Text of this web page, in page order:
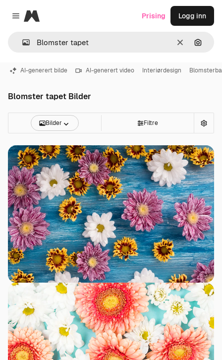
Close menu
Magnific
Slett Søk
Prising Logg inn
AI-generert bilde AI-generert video Interiørdesign
Blomster tapet Bilder
Bilder Filtre